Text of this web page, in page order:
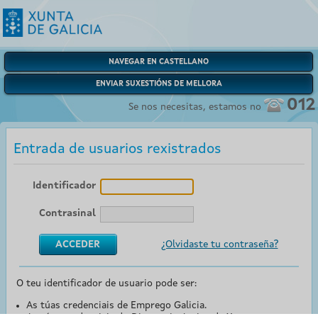
NAVEGAR EN CASTELLANO
ENVIAR SUXESTIÓNS DE MELLORA
Se nos necesitas, estamos no 012
Entrada de usuarios rexistrados
Identificador
Contrasinal
¿Olvidaste tu contraseña?
O teu identificador de usuario pode ser:
As túas credenciais de Emprego Galicia.